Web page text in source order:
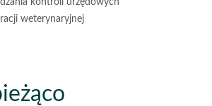
kontroli urzędowych
weterynaryjnej